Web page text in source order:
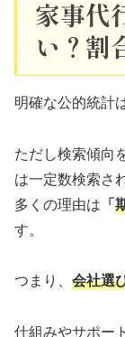
家事代
い？割
明確な公的統計
ただし検索傾向
は一定数検索さ
多くの理由は 「
す。
つまり、 会社選
仕組みやサポー